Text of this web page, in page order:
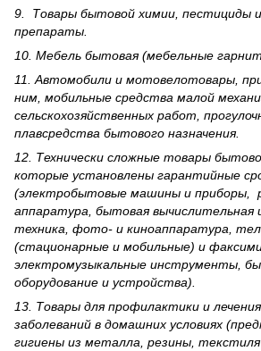
9. Товары бытовой химии, пестициды и
препараты.
10. Мебель бытовая (мебельные
11. Автомобили и мотовелотовары,
ним, мобильные средства малой
сельскохозяйственных работ,
плавсредства бытового назначения.
12. Технически сложные товары
которые установлены гарантийные
(электробытовые машины и приборы,
аппаратура, бытовая вычислительная
техника, фото- и киноаппаратура,
(стационарные и мобильные) и
электрому­зыкальные инструменты,
оборудование и устройства).
13. Товары для профилактики и
заболеваний в домашних условиях
гигиены из металла, резины, текстиля